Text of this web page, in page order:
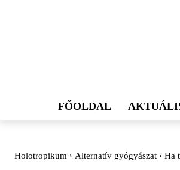
FŐOLDAL
Holotropikum Alternatív gyógyászat Ha